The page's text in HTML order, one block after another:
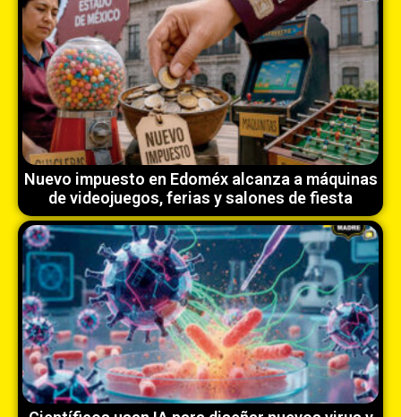
Nuevo impuesto en Edoméx alcanza a máquinas
de videojuegos, ferias y salones de fiesta